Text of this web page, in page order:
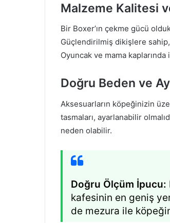
Malzeme Kalitesi
Bir Boxer’ın çekme gücü
Güçlendirilmiş dikişlere
Oyuncak ve mama
Doğru Beden ve
Aksesuarların köpeğinizin
tasmaları, ayarlanabilir
neden olabilir.
Doğru Ölçüm İpucu:
kafesinin en geniş
de mezura ile